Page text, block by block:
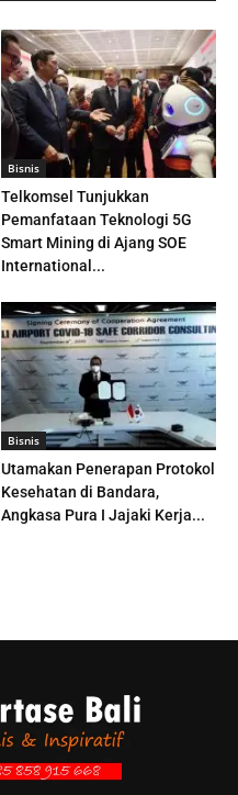
Bisnis
Telkomsel Tunjukkan
Pemanfataan Teknologi 5G
Smart Mining di Ajang SOE
International...
Bisnis
Utamakan Penerapan Protokol
Kesehatan di Bandara,
Angkasa Pura I Jajaki Kerja...